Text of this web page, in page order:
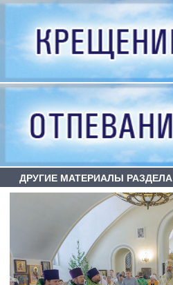
ДРУГИЕ МАТЕРИАЛЫ РАЗДЕЛА